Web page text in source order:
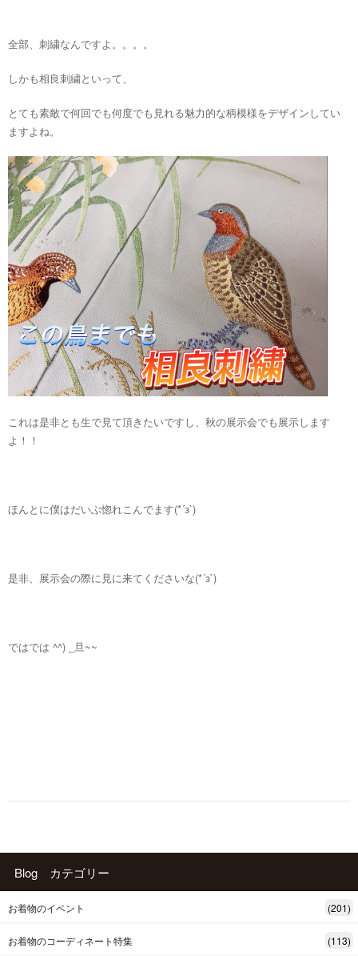
全部、刺繍なんですよ。。。。
しかも相良刺繍といって、
とても素敵で何回でも何度でも見れる魅力的な柄模様をデザインしてい
ますよね。
これは是非とも生で見て頂きたいですし、秋の展示会でも展示します
よ！！
ほんとに僕はだいぶ惚れこんでます(*´з`)
是非、展示会の際に見に来てくださいな(*´з`)
ではでは ^^) _旦~~
Blog カテゴリー
お着物のイベント (201)
お着物のコーディネート特集 (113)